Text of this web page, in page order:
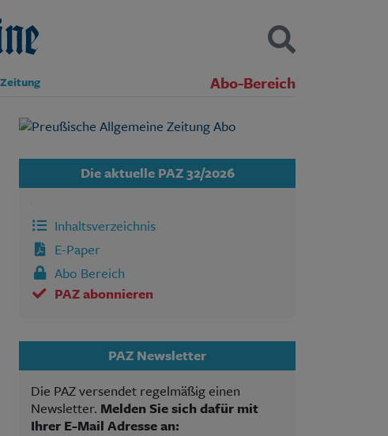
Abo-Bereich
Kontakt
Datenschutz
SUCHEN
Die aktuelle PAZ 32/2026
Inhaltsverzeichnis
E-Paper
Abo Bereich
PAZ abonnieren
PAZ Newsletter
Die PAZ versendet regelmäßig einen
Newsletter. Melden Sie sich dafür mit
Ihrer E-Mail Adresse an: